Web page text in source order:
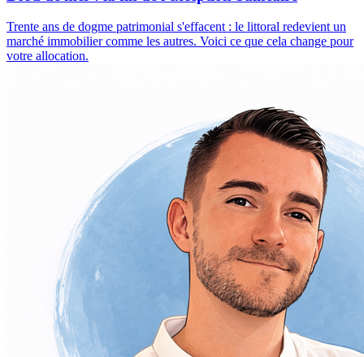
Trente ans de dogme patrimonial s'effacent : le littoral redevient un
marché immobilier comme les autres. Voici ce que cela change pour
votre allocation.